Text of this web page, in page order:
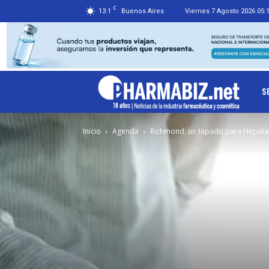
13.1 C Buenos Aires Viernes 7 Agosto 2026
Inicio Agenda Richmond: un tapado para